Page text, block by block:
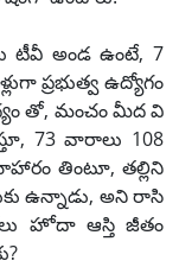
టీవీ అండ ఉంటే, 7
ప్రభుత్వ ఉద్యోగం
తో, మంచం మీద వి
73 వారాలు 108
తింటూ, తల్లిని
ఉన్నాడు, అని రాసి
హోదా ఆస్తి జీతం